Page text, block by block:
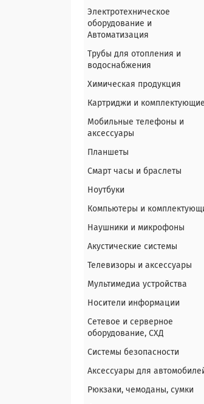
Электротехническое
оборудование и
Автоматизация
Трубы для отопления и
водоснабжения
Химическая продукция
Картриджи и комплектующие
Мобильные телефоны и
аксессуары
Планшеты
Смарт часы и браслеты
Ноутбуки
Компьютеры и
Наушники и микрофоны
Акустические системы
Телевизоры и аксессуары
Мультимедиа устройства
Носители информации
Сетевое и серверное
оборудование, СХД
Системы безопасности
Аксессуары для
Рюкзаки, чемоданы, сумки